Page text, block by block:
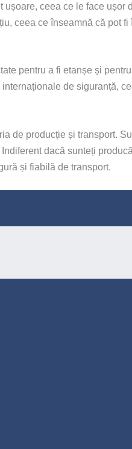
ceea ce le face
ceea ce înseamnă că pot
pentru a fi etanșe și
de siguranță,
de producție și transport.
dacă sunteți
și fiabilă de transport.